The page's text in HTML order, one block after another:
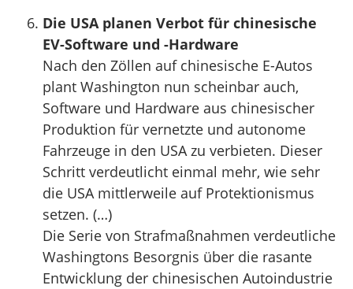
Die USA planen Verbot für chinesische
EV-Software und -Hardware
Nach den Zöllen auf chinesische E-Autos
plant Washington nun scheinbar auch,
Software und Hardware aus chinesischer
Produktion für vernetzte und autonome
Fahrzeuge in den USA zu verbieten. Dieser
Schritt verdeutlicht einmal mehr, wie sehr
die USA mittlerweile auf Protektionismus
setzen. (…)
Die Serie von Strafmaßnahmen verdeutliche
Washingtons Besorgnis über die rasante
Entwicklung der chinesischen Autoindustrie